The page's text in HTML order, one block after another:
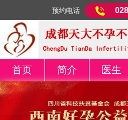
预约电话
首页 简介 医生